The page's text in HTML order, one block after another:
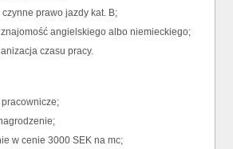
prawo jazdy kat. B;
angielskiego albo niemieckiego;
czasu pracy.
w cenie 3000 SEK na mc;